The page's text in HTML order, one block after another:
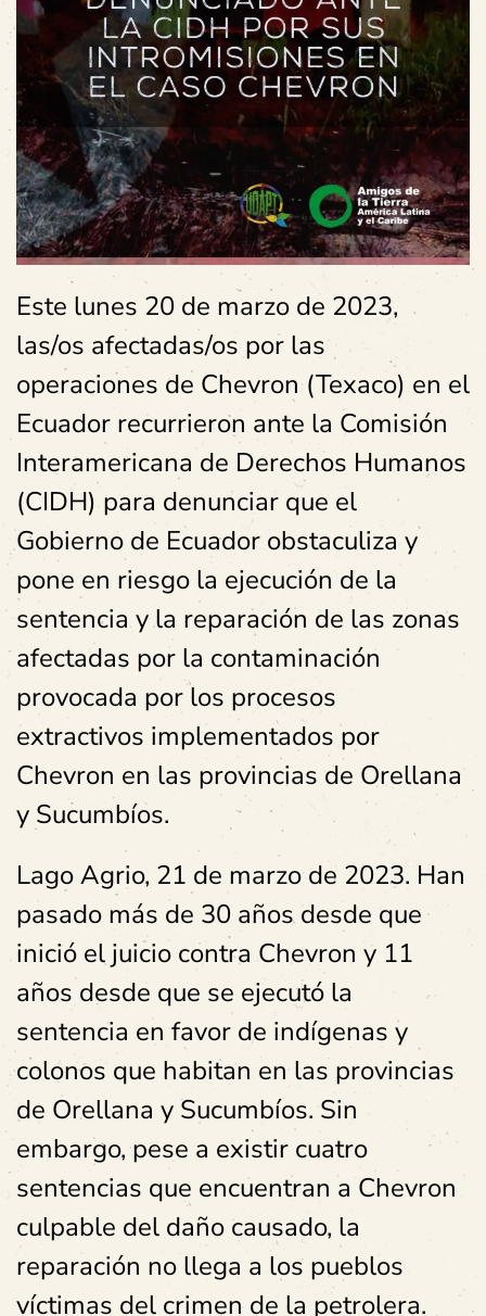
Este lunes 20 de marzo de 2023,
las/os afectadas/os por las
operaciones de Chevron (Texaco) en el
Ecuador recurrieron ante la Comisión
Interamericana de Derechos Humanos
(CIDH) para denunciar que el
Gobierno de Ecuador obstaculiza y
pone en riesgo la ejecución de la
sentencia y la reparación de las zonas
afectadas por la contaminación
provocada por los procesos
extractivos implementados por
Chevron en las provincias de Orellana
y Sucumbíos.
Lago Agrio, 21 de marzo de 2023. Han
pasado más de 30 años desde que
inició el juicio contra Chevron y 11
años desde que se ejecutó la
sentencia en favor de indígenas y
colonos que habitan en las provincias
de Orellana y Sucumbíos. Sin
embargo, pese a existir cuatro
sentencias que encuentran a Chevron
culpable del daño causado, la
reparación no llega a los pueblos
víctimas del crimen de la petrolera.